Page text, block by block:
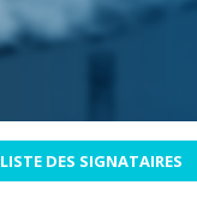
LISTE DES SIGNATAIRES